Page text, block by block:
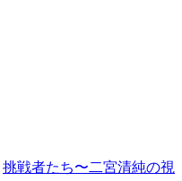
挑戦者たち〜二宮清純の視